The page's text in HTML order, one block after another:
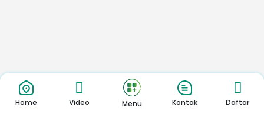
Home Video Menu Kontak Daftar